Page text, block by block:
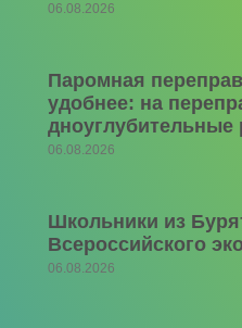
06.08.2026
Паромная
удобнее: на
дноуглубительные
06.08.2026
Школьники из
Всероссийского
06.08.2026